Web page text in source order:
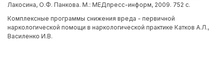
Лакосина, О.Ф. Панкова. М.: МЕДпресс-информ, 2009. 752 с.
Комплексные программы снижения вреда - первичной
наркологической помощи в наркологической практике Катков А.Л.,
Василенко И.В.